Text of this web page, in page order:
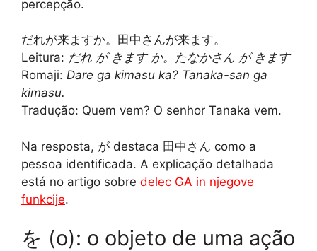
percepção.
だれが来ますか。田中さんが来ます。
Leitura: だれ が きます か。たなかさん が きます
Romaji: Dare ga kimasu ka? Tanaka-san ga
kimasu.
Tradução: Quem vem? O senhor Tanaka vem.
Na resposta, が destaca 田中さん como a
pessoa identificada. A explicação detalhada
está no artigo sobre delec GA in njegove
funkcije.
を (o): o objeto de uma ação